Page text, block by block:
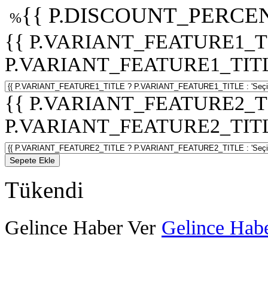
%{{
{{
{{
Sepete Ekle
Tükendi
Gelince Haber Ver Gelince